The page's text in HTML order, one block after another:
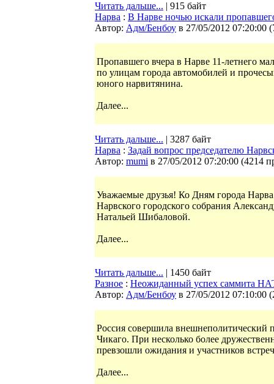
Читать дальше... | 915 байт
Нарва : В Нарве ночью искали
Автор: Адм/Бенбоу в 27/05/2012 07:20:00 (
Пропавшего вчера в Нарве 11-летнего
по улицам города автомобилей и
юного нарвитянина.
Далее...
Читать дальше... | 3287 байт
Нарва : Задай вопрос председателю
Автор: mumi в 27/05/2012 07:20:00 (4214
Уважаемые друзья! Ко Дням города
Нарвского городского собрания
Натальей Шибаловой.
Далее...
Читать дальше... | 1450 байт
Разное : Неожиданный успех саммита
Автор: Адм/Бенбоу в 27/05/2012 07:10:00 (
Россия совершила внешнеполитический
Чикаго. При несколько более
превзошли ожидания и участников
Далее...